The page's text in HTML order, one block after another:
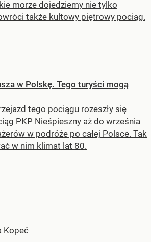
morze dojedziemy nie tylko
także kultowy piętrowy pociąg.
w Polskę. Tego turyści mogą
tego pociągu rozeszły się
PKP Nieśpieszny aż do września
w podróże po całej Polsce. Tak
w nim klimat lat 80.
Kopeć